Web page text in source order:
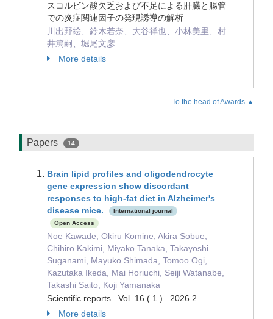
スコルビン酸欠乏および不足による肝臓と腸管
での炎症関連因子の発現誘導の解析
川出野絵、鈴木若奈、大谷祥也、小林美里、村
井篤嗣、堀尾文彦
More details
To the head of Awards.▲
Papers 14
Brain lipid profiles and oligodendrocyte
gene expression show discordant
responses to high-fat diet in Alzheimer's
disease mice.
International journal
Open Access
Noe Kawade, Okiru Komine, Akira Sobue,
Chihiro Kakimi, Miyako Tanaka, Takayoshi
Suganami, Mayuko Shimada, Tomoo Ogi,
Kazutaka Ikeda, Mai Horiuchi, Seiji Watanabe,
Takashi Saito, Koji Yamanaka
Scientific reports Vol. 16 ( 1 ) 2026.2
More details